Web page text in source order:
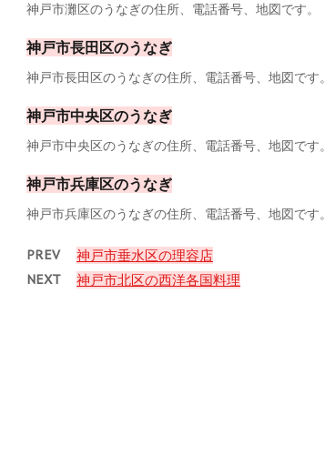
神戸市灘区のうなぎの住所、電話番号、地図です。
神戸市長田区のうなぎ
神戸市長田区のうなぎの住所、電話番号、地図です。
神戸市中央区のうなぎ
神戸市中央区のうなぎの住所、電話番号、地図です。
神戸市兵庫区のうなぎ
神戸市兵庫区のうなぎの住所、電話番号、地図です。
PREV 神戸市垂水区の理容店
NEXT 神戸市北区の西洋各国料理